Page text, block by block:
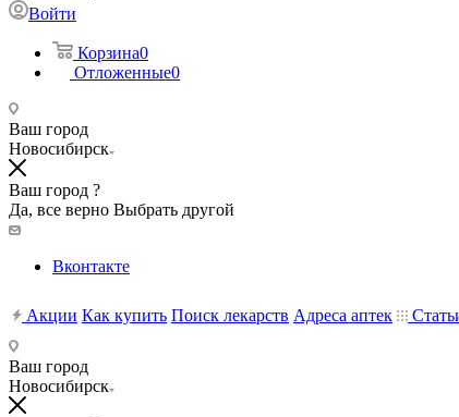
Войти
Корзина0
Отложенные0
Ваш город
Новосибирск
Ваш город ?
Да, все верно Выбрать другой
Вконтакте
Акции Как купить Поиск лекарств Адреса аптек
Ваш город
Новосибирск